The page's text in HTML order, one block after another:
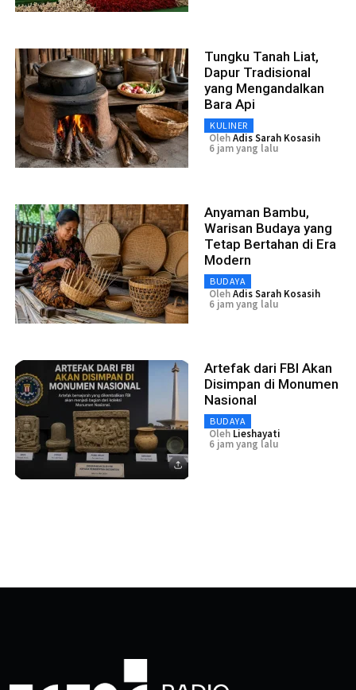
Tungku Tanah Liat,
Dapur Tradisional
yang Mengandalkan
Bara Api
KULINER
OlehAdis Sarah Kosasih
6 jam yang lalu
Anyaman Bambu,
Warisan Budaya yang
Tetap Bertahan di Era
Modern
BUDAYA
OlehAdis Sarah Kosasih
6 jam yang lalu
Artefak dari FBI Akan
Disimpan di Monumen
Nasional
BUDAYA
Oleh Lieshayati
6 jam yang lalu